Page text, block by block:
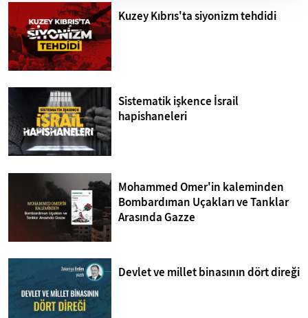
Kuzey Kıbrıs'ta siyonizm tehdidi
Sistematik işkence İsrail
hapishaneleri
Mohammed Omer'in kaleminden
Bombardıman Uçakları ve Tanklar
Arasında Gazze
Devlet ve millet binasının dört direği